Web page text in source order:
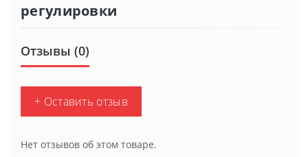
регулировки
Отзывы (0)
+ Оставить отзыв
Нет отзывов об этом товаре.